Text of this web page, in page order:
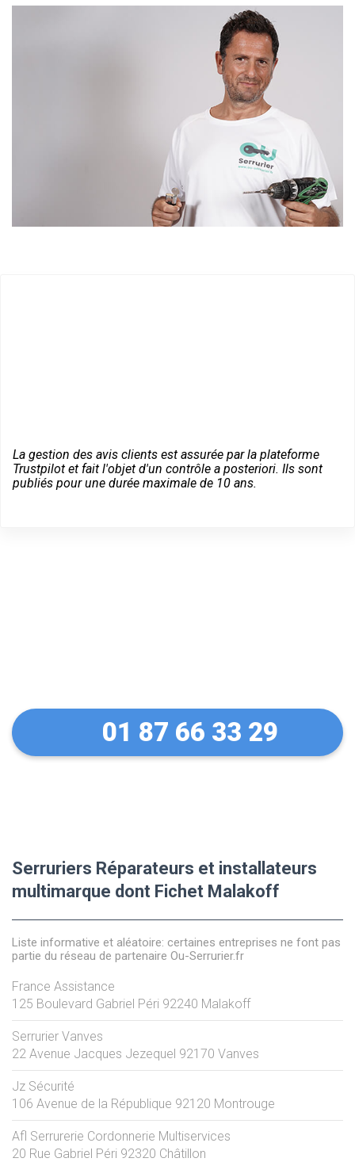
La gestion des avis clients est assurée par la plateforme
Trustpilot et fait l'objet d'un contrôle a posteriori. Ils sont
publiés pour une durée maximale de 10 ans.
01 87 66 33 29
Serruriers Réparateurs et installateurs
multimarque dont Fichet Malakoff
Liste informative et aléatoire: certaines entreprises ne font pas
partie du réseau de partenaire Ou-Serrurier.fr
France Assistance
125 Boulevard Gabriel Péri 92240 Malakoff
Serrurier Vanves
22 Avenue Jacques Jezequel 92170 Vanves
Jz Sécurité
106 Avenue de la République 92120 Montrouge
Afl Serrurerie Cordonnerie Multiservices
20 Rue Gabriel Péri 92320 Châtillon